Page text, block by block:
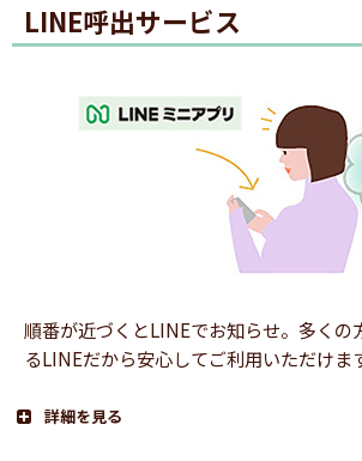
LINE呼出サービス
順番が近づくとLINEでお知らせ。多くの
るLINEだから安心してご利用いただけま
詳細を見る